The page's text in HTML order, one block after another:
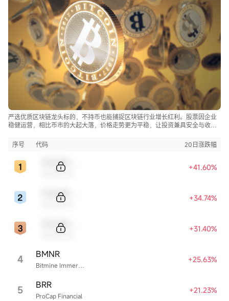
严选优质区块链龙头标的，不持币也能捕捉区块链行业增长红利。股票因企业
稳健运营，相比币市的大起大落，价格走势更为平稳，让投资兼具安全与收
序号
代码 20日涨跌幅
+41.60%
+34.74%
+31.40%
4 Bitmine Immersion Technologies
BMNR +25.63%
5 ProCap Financial
BRR +21.23%